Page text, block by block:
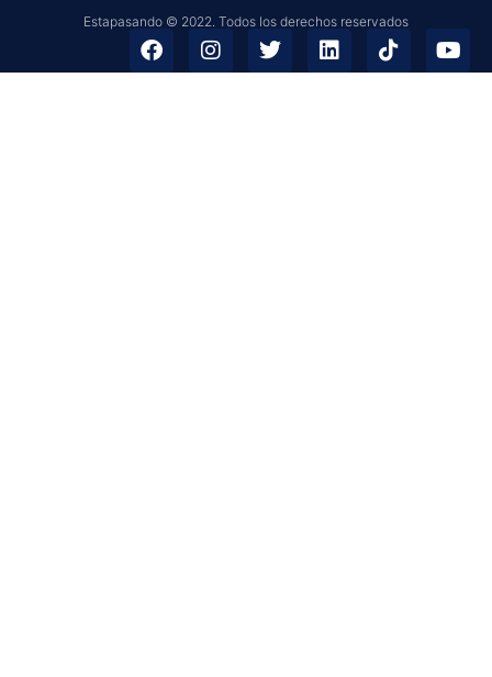
Estapasando © 2022. Todos los derechos reservados